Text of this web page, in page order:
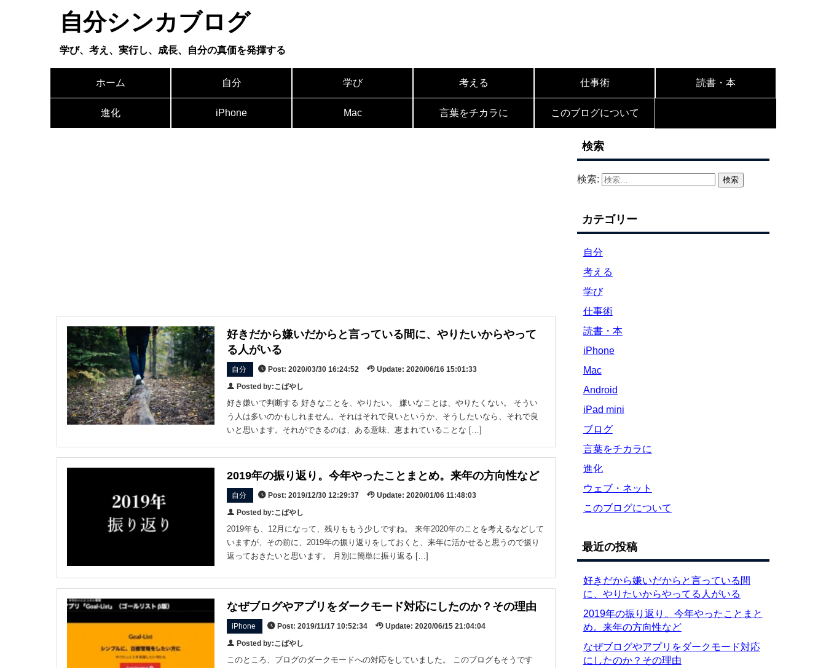
自分シンカブログ
学び、考え、実行し、成長、自分の真価を発揮する
ホーム 自分 学び 考える 仕事術 読書・本
進化 iPhone Mac 言葉をチカラに このブログについて
好きだから嫌いだからと言っている間に、やりたいからやって
る人がいる
自分 Post: 2020/03/30 16:24:52 Update: 2020/06/16 15:01:33
Posted by:こばやし
好き嫌いで判断する 好きなことを、やりたい。 嫌いなことは、やりたくない。 そうい
う人は多いのかもしれません。それはそれで良いというか、そうしたいなら、それで良
いと思います。それができるのは、ある意味、恵まれていることな […]
2019年の振り返り。今年やったことまとめ。来年の方向性など
自分 Post: 2019/12/30 12:29:37 Update: 2020/01/06 11:48:03
Posted by:こばやし
2019年も、12月になって、残りももう少しですね。 来年2020年のことを考えるなどして
いますが、その前に、2019年の振り返りをしておくと、来年に活かせると思うので振り
返っておきたいと思います。 月別に簡単に振り返る […]
なぜブログやアプリをダークモード対応にしたのか？その理由
iPhone Post: 2019/11/17 10:52:34 Update: 2020/06/15 21:04:04
Posted by:こばやし
このところ、ブログのダークモードへの対応をしていました。 このブログもそうです
検索
検索:
カテゴリー
自分
考える
学び
仕事術
読書・本
iPhone
Mac
Android
iPad mini
ブログ
言葉をチカラに
進化
ウェブ・ネット
このブログについて
最近の投稿
好きだから嫌いだからと言っている間
に、やりたいからやってる人がいる
2019年の振り返り。今年やったことまと
め。来年の方向性など
なぜブログやアプリをダークモード対応
にしたのか？その理由